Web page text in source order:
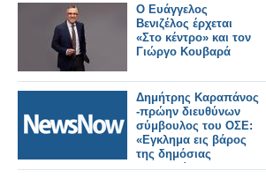
Ο Ευάγγελος
Βενιζέλος έρχεται
«Στο κέντρο» και τον
Γιώργο Κουβαρά
Δημήτρης Καραπάνος
-πρώην διευθύνων
σύμβουλος του ΟΣΕ:
«Εγκλημα εις βάρος
της δημόσιας
περιουσίας»